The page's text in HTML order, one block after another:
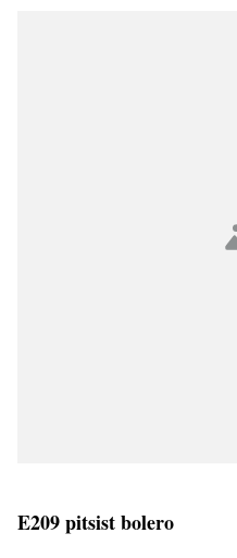
E209 pitsist bolero